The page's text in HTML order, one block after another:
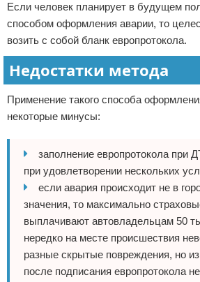
Если человек планирует в будущем
способом оформления аварии, то
возить с собой бланк европротокола.
Недостатки метода
Применение такого способа
некоторые минусы:
заполнение европротокола при
при удовлетворении нескольких
если авария происходит не в
значения, то максимально
выплачивают автовладельцам 50
нередко на месте происшествия
разные скрытые повреждения, но
после подписания европротокола